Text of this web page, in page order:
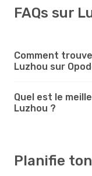
FAQs sur
Comment
Luzhou sur
Quel est le
Luzhou ?
Planifie